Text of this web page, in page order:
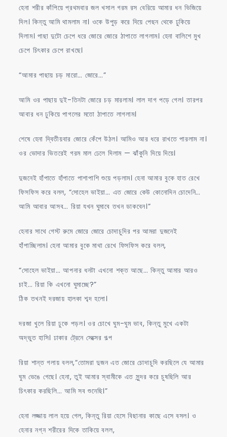
হেনা শরীর কাঁপিয়ে প্রথমবার জল খসাল গরম রস বেরিয়ে আমার ধন ভিজিয়ে
দিল। কিন্তু আমি থামলাম না। ওকে উপুড় করে দিয়ে পেছন থেকে ঢুকিয়ে
দিলাম। পাছা দুটো চেপে ধরে জোরে জোরে ঠাপাতে লাগলাম। হেনা বালিশে মুখ
চেপে চিৎকার চেপে রাখছে।
“আমার পাছায় চড় মারো… জোরে…”
আমি ওর পাছায় দুই-তিনটা জোরে চড় মারলাম। লাল দাগ পড়ে গেল। তারপর
আবার ধন ঢুকিয়ে পাগলের মতো ঠাপাতে লাগলাম।
শেষে হেনা দ্বিতীয়বার জোরে কেঁপে উঠল। আমিও আর ধরে রাখতে পারলাম না।
ওর ভোদার ভিতরেই গরম মাল ঢেলে দিলাম — ঝাঁকুনি দিয়ে দিয়ে।
দুজনেই হাঁপাতে হাঁপাতে পাশাপাশি শুয়ে পড়লাম। হেনা আমার বুকে হাত রেখে
ফিসফিস করে বলল, “সোহেল ভাইয়া… এত জোরে কেউ কোনোদিন চোদেনি…
আমি আবার আসব… রিয়া যখন ঘুমাবে তখন ডাকবেন।”
হেনার সাথে গেস্ট রুমে জোরে জোরে চোদাচুদির পর আমরা দুজনেই
হাঁপাচ্ছিলাম। হেনা আমার বুকে মাথা রেখে ফিসফিস করে বলল,
“সোহেল ভাইয়া… আপনার ধনটা এখনো শক্ত আছে… কিন্তু আমার আরও
চাই… রিয়া কি এখনো ঘুমাচ্ছে?”
ঠিক তখনই দরজায় হালকা শব্দ হলো।
দরজা খুলে রিয়া ঢুকে পড়ল। ওর চোখে ঘুম-ঘুম ভাব, কিন্তু মুখে একটা
অদ্ভুত হাসি। ঢাকার ট্রেনে সেক্সের গল্প
রিয়া শান্ত গলায় বলল,“তোমরা দুজন এত জোরে চোদাচুদি করছিলে যে আমার
ঘুম ভেঙে গেছে। হেনা, তুই আমার স্বামীকে এত সুন্দর করে চুষছিলি আর
চিৎকার করছিলি… আমি সব শুনেছি।”
হেনা লজ্জায় লাল হয়ে গেল, কিন্তু রিয়া হেসে বিছানার কাছে এসে বসল। ও
হেনার নগ্ন শরীরের দিকে তাকিয়ে বলল,